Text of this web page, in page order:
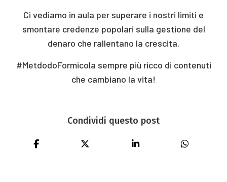
Ci vediamo in aula per superare i nostri limiti e
smontare credenze popolari sulla gestione del
denaro che rallentano la crescita.
#MetdodoFormicola sempre più ricco di contenuti
che cambiano la vita!
Condividi questo post